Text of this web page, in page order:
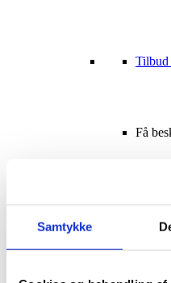
Samtykke
Tilbud
Få